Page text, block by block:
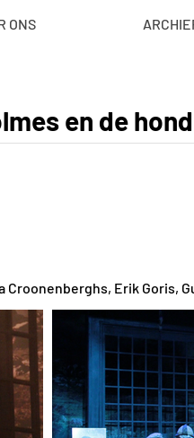
ONS
en de
Croonenberghs, Erik Goris,